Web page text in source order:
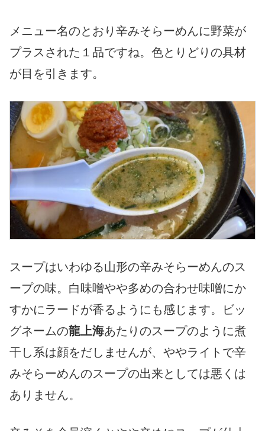
メニュー名のとおり辛みそらーめんに野菜が
プラスされた１品ですね。色とりどりの具材
が目を引きます。
スープはいわゆる山形の辛みそらーめんのス
ープの味。白味噌やや多めの合わせ味噌にか
すかにラードが香るようにも感じます。ビッ
グネームの龍上海あたりのスープのように煮
干し系は顔をだしませんが、ややライトで辛
みそらーめんのスープの出来としては悪くは
ありません。